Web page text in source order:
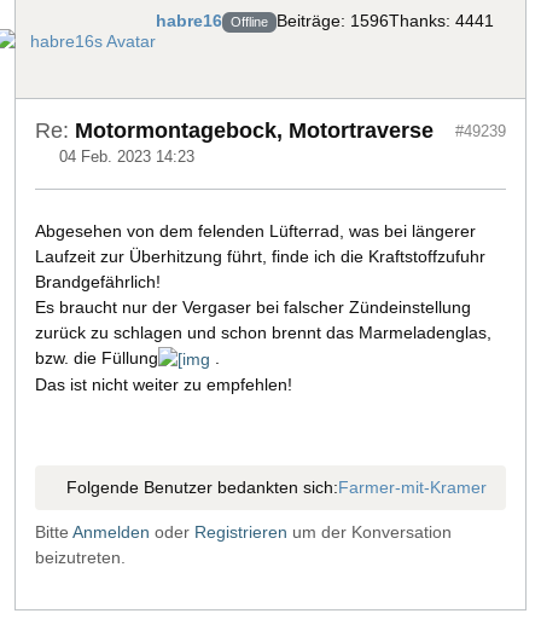
habre16 Offline Beiträge: 1596Thanks: 4441
Re: Motormontagebock, Motortraverse
04 Feb. 2023 14:23
#49239
Abgesehen von dem felenden Lüfterrad, was bei längerer
Laufzeit zur Überhitzung führt, finde ich die Kraftstoffzufuhr
Brandgefährlich!
Es braucht nur der Vergaser bei falscher Zündeinstellung
zurück zu schlagen und schon brennt das Marmeladenglas,
bzw. die Füllung
.
Das ist nicht weiter zu empfehlen!
Folgende Benutzer bedankten sich:Farmer-mit-Kramer
Bitte Anmelden oder Registrieren um der Konversation
beizutreten.